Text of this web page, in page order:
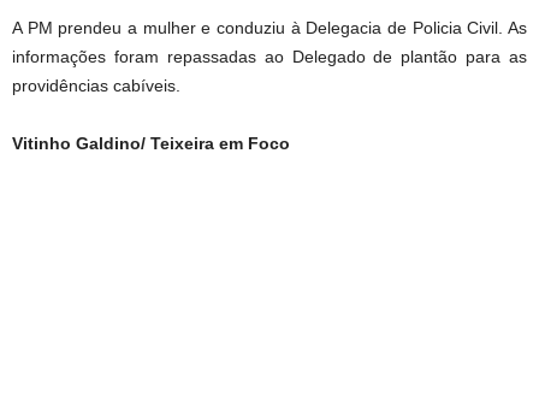
A PM prendeu a mulher e conduziu à Delegacia de Policia Civil. As
informações foram repassadas ao Delegado de plantão para as
providências cabíveis.
Vitinho Galdino/ Teixeira em Foco